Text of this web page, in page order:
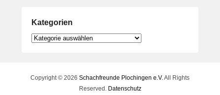
Kategorien
Kategorien
Copyright © 2026 Schachfreunde Plochingen e.V. All Rights
Reserved. Datenschutz